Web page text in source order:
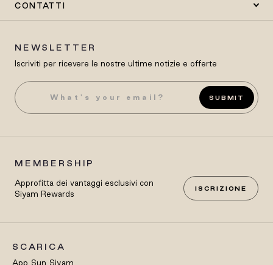
CONTATTI
NEWSLETTER
Iscriviti per ricevere le nostre ultime notizie e offerte
SUBMIT
MEMBERSHIP
Approfitta dei vantaggi esclusivi con
Siyam Rewards
ISCRIZIONE
SCARICA
App Sun Siyam